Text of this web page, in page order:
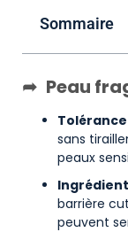
Sommaire
Peau
sans
peaux
barrière
peuvent